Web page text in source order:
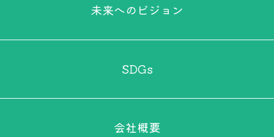
未来へのビジョン
SDGs
会社概要